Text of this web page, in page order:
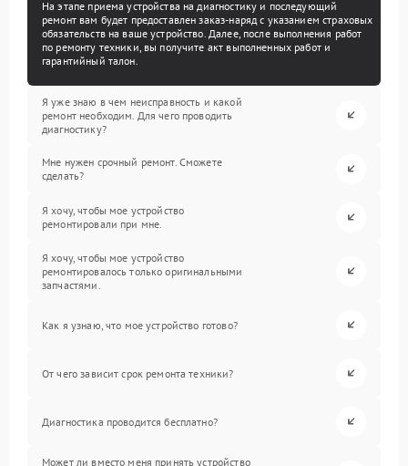
На этапе приема устройства на диагностику и последующий
ремонт вам будет предоставлен заказ-наряд с указанием страховых
обязательств на ваше устройство. Далее, после выполнения работ
по ремонту техники, вы получите акт выполненных работ и
гарантийный талон.
Я уже знаю в чем неисправность и какой
ремонт необходим. Для чего проводить
диагностику?
Мне нужен срочный ремонт. Сможете
сделать?
Я хочу, чтобы мое устройство
ремонтировали при мне.
Я хочу, чтобы мое устройство
ремонтировалось только оригинальными
запчастями.
Как я узнаю, что мое устройство готово?
От чего зависит срок ремонта техники?
Диагностика проводится бесплатно?
Может ли вместо меня принять устройство